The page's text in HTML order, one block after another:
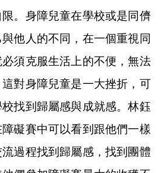
。身障兒童在學校或是同儕
他人的不同，在一個重視同
須克服生活上的不便，無法
對身障兒童是一大挫折，可
找到歸屬感與成就感。林鈺
礙賽中可以看到跟他們一樣
過程找到歸屬感，找到團體